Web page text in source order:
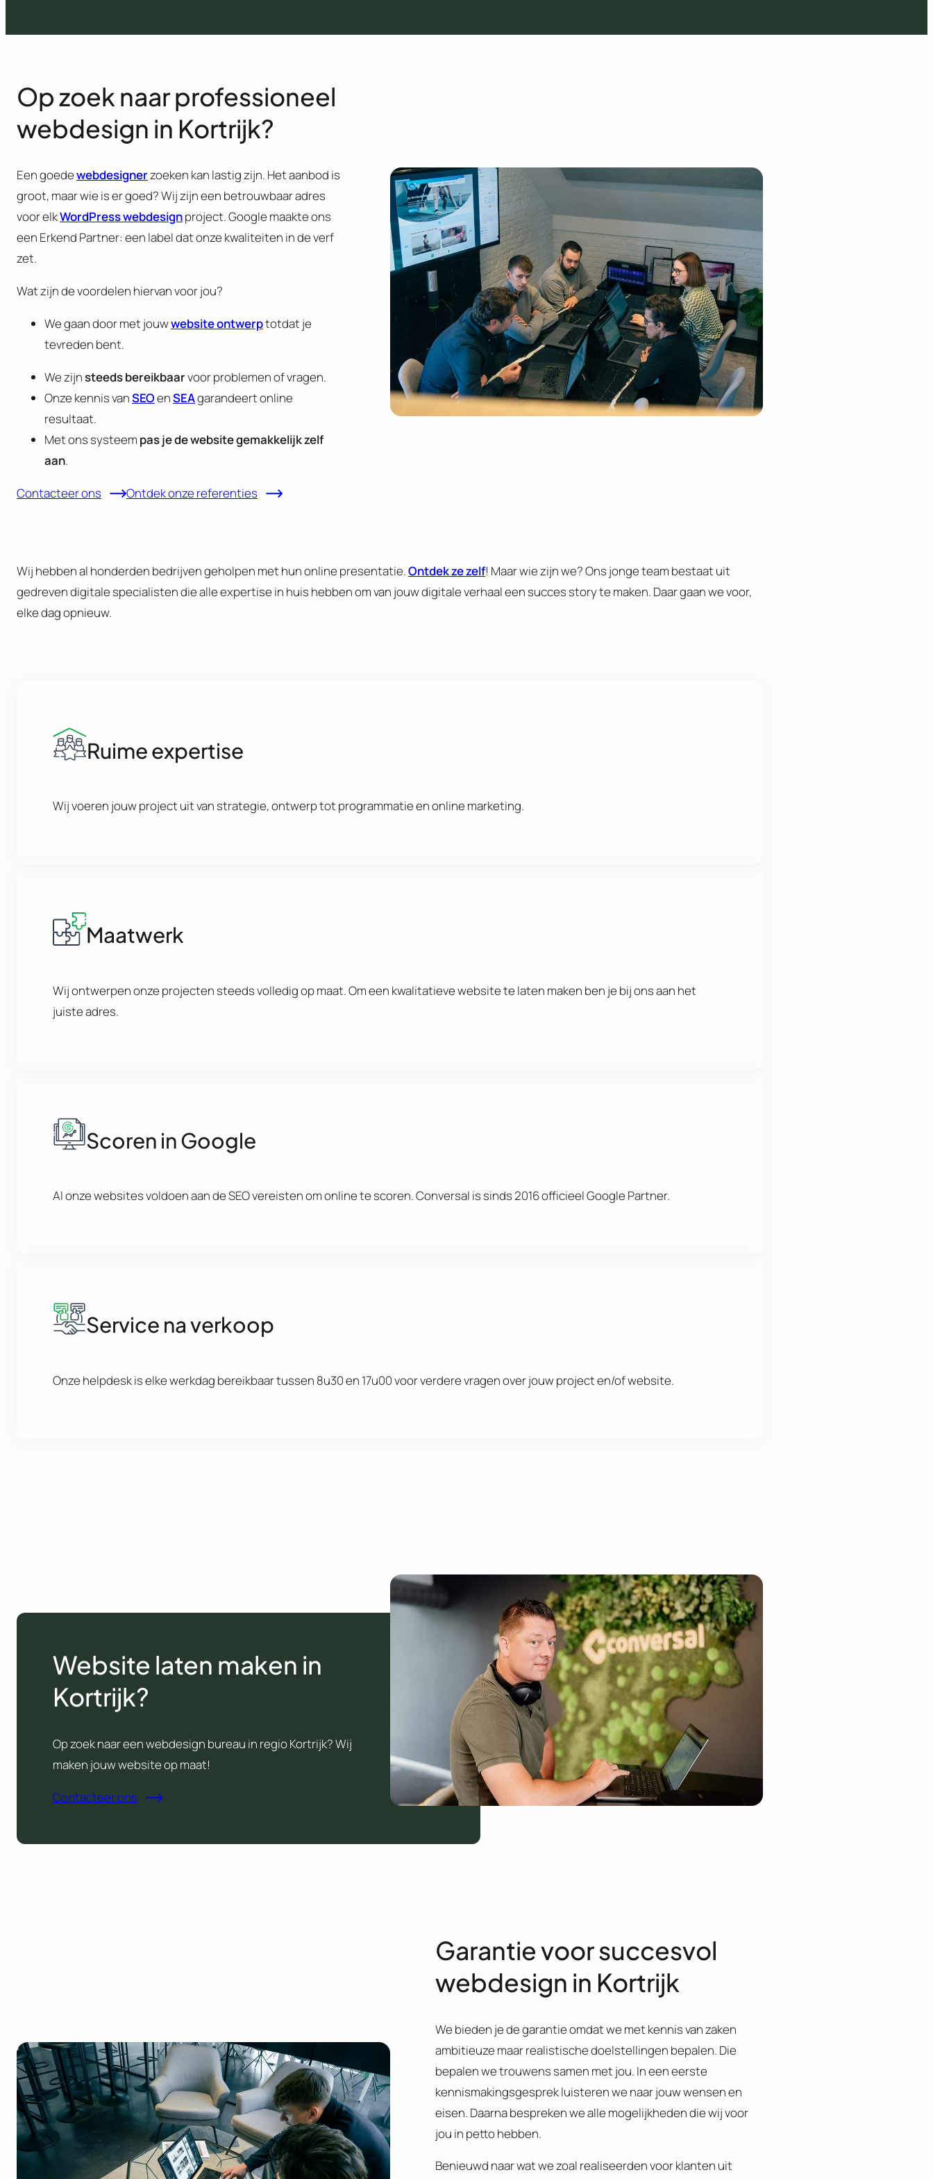
Op zoek naar professioneel
webdesign in Kortrijk?
Een goedewebdesignerzoeken kan lastig zijn. Het aanbod is
groot, maar wie is er goed? Wij zijn een betrouwbaar adres
voor elkWordPress webdesignproject. Google maakte ons
een Erkend Partner: een label dat onze kwaliteiten in de verf
zet.
Wat zijn de voordelen hiervan voor jou?
We gaan door met jouwwebsite ontwerptotdat je
tevreden bent.
We zijnsteeds bereikbaarvoor problemen of vragen.
Onze kennis vanSEOenSEAgarandeert online
resultaat.
Met ons systeem pas je de website gemakkelijk zelf
aan.
Contacteer ons Ontdek onze referenties
Wij hebben al honderden bedrijven geholpen met hun online presentatie.Ontdek ze zelf! Maar wie zijn we? Ons jonge team bestaat uit
gedreven digitale specialisten die alle expertise in huis hebben om van jouw digitale verhaal een succes story te maken. Daar gaan we voor,
elke dag opnieuw.
Ruime expertise
Wij voeren jouw project uit van strategie, ontwerp tot programmatie en online marketing.
Maatwerk
Wij ontwerpen onze projecten steeds volledig op maat. Om een kwalitatieve website te laten maken ben je bij ons aan het
juiste adres.
Scoren in Google
Al onze websites voldoen aan de SEO vereisten om online te scoren. Conversal is sinds 2016 officieel Google Partner.
Service na verkoop
Onze helpdesk is elke werkdag bereikbaar tussen 8u30 en 17u00 voor verdere vragen over jouw project en/of website.
Website laten maken in
Kortrijk?
Op zoek naar een webdesign bureau in regio Kortrijk? Wij
maken jouw website op maat!
Contacteer ons
Garantie voor succesvol
webdesign in Kortrijk
We bieden je de garantie omdat we met kennis van zaken
ambitieuze maar realistische doelstellingen bepalen. Die
bepalen we trouwens samen met jou. In een eerste
kennismakingsgesprek luisteren we naar jouw wensen en
eisen. Daarna bespreken we alle mogelijkheden die wij voor
jou in petto hebben.
Benieuwd naar wat we zoal realiseerden voor klanten uit